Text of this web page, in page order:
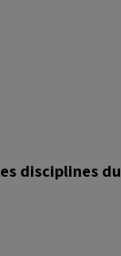
disciplines